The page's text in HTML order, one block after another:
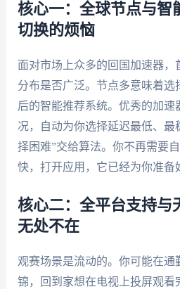
核心一：全球节点与智
切换的烦恼
面对市场上众多的回国加速器，
分布是否广泛。节点多意味着选
后的智能推荐系统。优秀的加速
况，自动为你选择延迟最低、最
择困难”交给算法。你不再需要
快，打开应用，它已经为你准备
核心二：全平台支持与
无处不在
观赛场景是流动的。你可能在通
锦，回到家想在电视上投屏观看